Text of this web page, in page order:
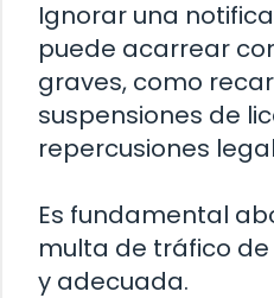
Ignorar una
puede acarrear
graves, como
suspensiones de
repercusiones
Es fundamental
multa de tráfico
y adecuada.